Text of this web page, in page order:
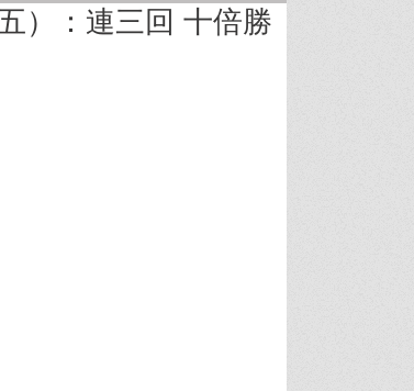
）：連三回 十倍勝